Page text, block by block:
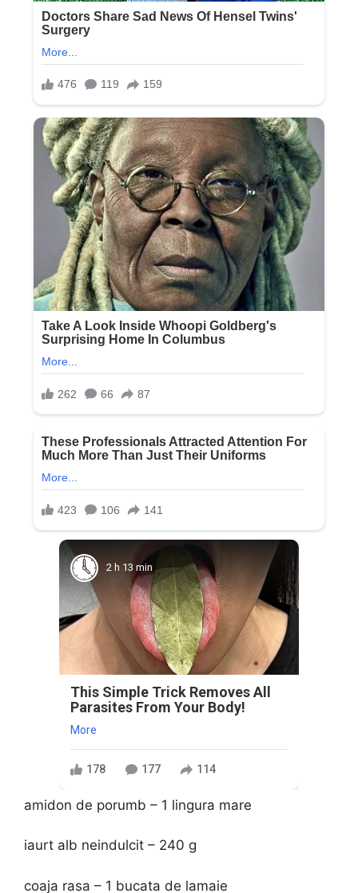
2 h 13 min
This Simple Trick Removes All
Parasites From Your Body!
More
178 177 114
amidon de porumb – 1 lingura mare
iaurt alb neindulcit – 240 g
coaja rasa – 1 bucata de lamaie